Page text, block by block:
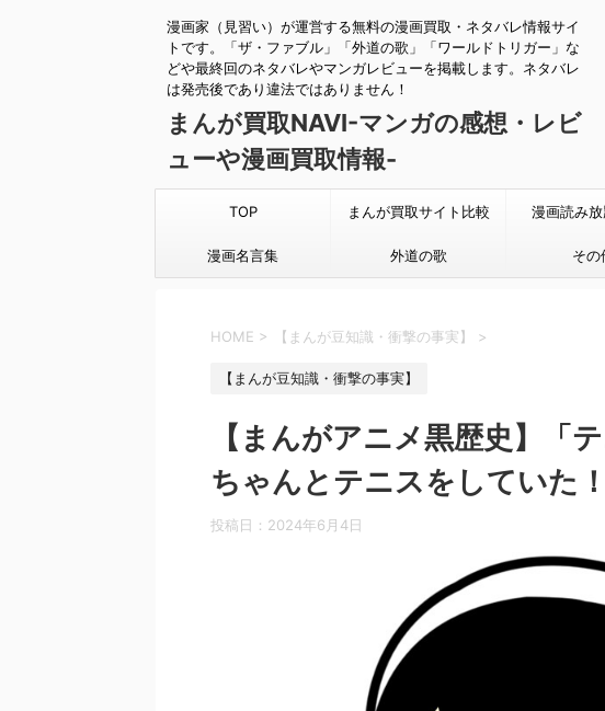
漫画家（見習い）が運営する無料の漫画買取・ネタバレ情報サイ
トです。「ザ・ファブル」「外道の歌」「ワールドトリガー」な
どや最終回のネタバレやマンガレビューを掲載します。ネタバレ
は発売後であり違法ではありません！
まんが買取NAVI-マンガの感想・レビ
ューや漫画買取情報-
TOP まんが買取サイト比較 漫画読み
漫画名言集 外道の歌 その
HOME > 【まんが豆知識・衝撃の事実】 >
【まんが豆知識・衝撃の事実】
【まんがアニメ黒歴史】「
ちゃんとテニスをしていた！
投稿日： 2024年6月4日